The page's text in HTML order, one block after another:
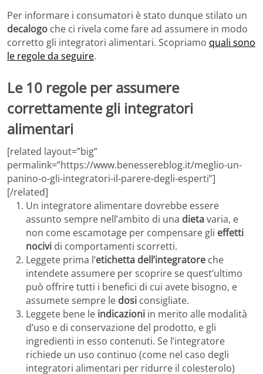
Per informare i consumatori è stato dunque stilato un
decalogo che ci rivela come fare ad assumere in modo
corretto gli integratori alimentari. Scopriamo quali sono
le regole da seguire.
Le 10 regole per assumere
correttamente gli integratori
alimentari
[related layout=”big”
permalink=”https://www.benessereblog.it/meglio-un-
panino-o-gli-integratori-il-parere-degli-esperti”]
[/related]
Un integratore alimentare dovrebbe essere
assunto sempre nell’ambito di una dietavaria, e
non come escamotage per compensare gli effetti
nocivi di comportamenti scorretti.
Leggete prima l’etichetta dell’integratore che
intendete assumere per scoprire se quest’ultimo
può offrire tutti i benefici di cui avete bisogno, e
assumete sempre le dosi consigliate.
Leggete bene le indicazioni in merito alle modalità
d’uso e di conservazione del prodotto, e gli
ingredienti in esso contenuti. Se l’integratore
richiede un uso continuo (come nel caso degli
integratori alimentari per ridurre il colesterolo)